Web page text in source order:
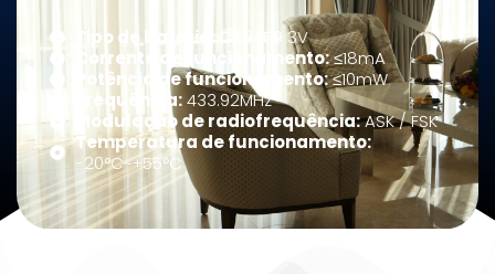
Tipo de bateria:CR2450 3V
Corrente de funcionamento:≤18mA
Potência de funcionamento:≤10mW
Frequência:433.92MHz
Modulação de radiofrequência:ASK / FSK
Temperatura de funcionamento:
-20°C~+55°C